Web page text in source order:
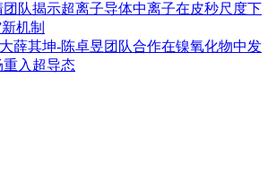
队揭示超离子导体中离子在皮秒尺度下
机制
薛其坤-陈卓昱团队合作在镍氧化物中发
入超导态